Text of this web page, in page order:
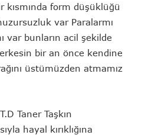
kısmında form düşüklüğü
var Paralarmı
var bunların acil şekilde
bir an önce kendine
üstümüzden atmamız
Taner Taşkın
hayal kırıklığına